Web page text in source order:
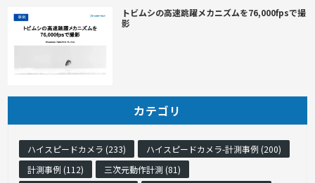
トビムシの高速跳躍メカニズムを76,000fpsで撮
影
カテゴリ
ハイスピードカメラ (233)
ハイスピードカメラ-計測事例 (200)
計測事例 (112)
三次元動作計測 (81)